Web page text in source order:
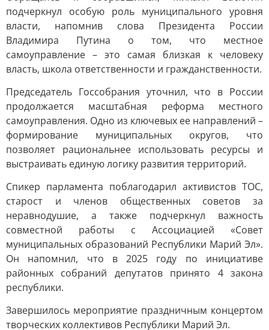
подчеркнул особую роль муниципального уровня
власти, напомнив слова Президента России
Владимира Путина о том, что местное
самоуправление – это самая близкая к человеку
власть, школа ответственности и гражданственности.
Председатель Госсобрания уточнил, что в России
продолжается масштабная реформа местного
самоуправления. Одно из ключевых ее направлений –
формирование муниципальных округов, что
позволяет рациональнее использовать ресурсы и
выстраивать единую логику развития территорий.
Спикер парламента поблагодарил активистов ТОС,
старост и членов общественных советов за
неравнодушие, а также подчеркнул важность
совместной работы с Ассоциацией «Совет
муниципальных образований Республики Марий Эл».
Он напомнил, что в 2025 году по инициативе
районных собраний депутатов принято 4 закона
республики.
Завершилось мероприятие праздничным концертом
творческих коллективов Республики Марий Эл.